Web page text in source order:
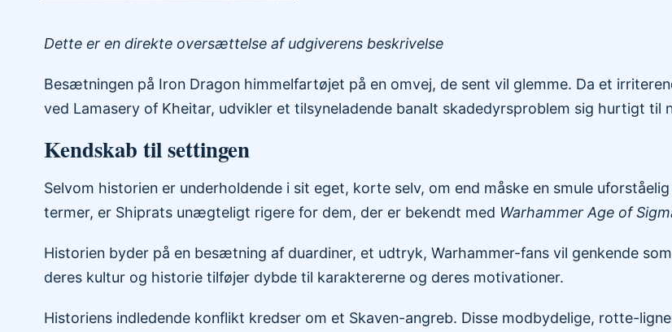
Dette er en direkte oversættelse af udgiverens beskrivelse
Besætningen på Iron Dragon himmelfartøjet på en omvej, de sent vil glemme. Da et
ved Lamasery of Kheitar, udvikler et tilsyneladende banalt skadedyrsproblem sig hurtigt til
Kendskab til settingen
Selvom historien er underholdende i sit eget, korte selv, om end måske en smule
termer, er Shiprats unægteligt rigere for dem, der er bekendt med Warhammer Age of
Historien byder på en besætning af duardiner, et udtryk, Warhammer-fans vil genkende
deres kultur og historie tilføjer dybde til karaktererne og deres motivationer.
Historiens indledende konflikt kredser om et Skaven-angreb. Disse modbydelige, rotte-